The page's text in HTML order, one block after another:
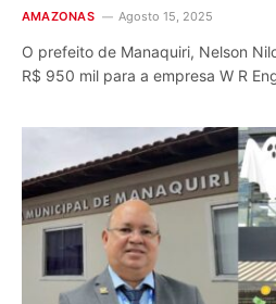
AMAZONAS Agosto 15, 2025
O prefeito de Manaquiri, Nelson
R$ 950 mil para a empresa W R